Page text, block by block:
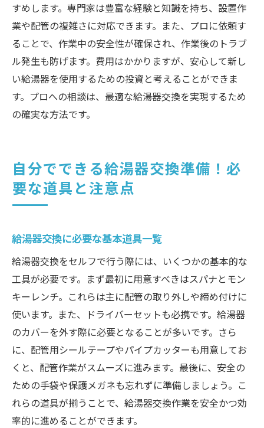
すめします。専門家は豊富な経験と知識を持ち、設置作
業や配管の複雑さに対応できます。また、プロに依頼す
ることで、作業中の安全性が確保され、作業後のトラブ
ル発生も防げます。費用はかかりますが、安心して新し
い給湯器を使用するための投資と考えることができま
す。プロへの相談は、最適な給湯器交換を実現するため
の確実な方法です。
自分でできる給湯器交換準備！必
要な道具と注意点
給湯器交換に必要な基本道具一覧
給湯器交換をセルフで行う際には、いくつかの基本的な
工具が必要です。まず最初に用意すべきはスパナとモン
キーレンチ。これらは主に配管の取り外しや締め付けに
使います。また、ドライバーセットも必携です。給湯器
のカバーを外す際に必要となることが多いです。さら
に、配管用シールテープやパイプカッターも用意してお
くと、配管作業がスムーズに進みます。最後に、安全の
ための手袋や保護メガネも忘れずに準備しましょう。こ
れらの道具が揃うことで、給湯器交換作業を安全かつ効
率的に進めることができます。